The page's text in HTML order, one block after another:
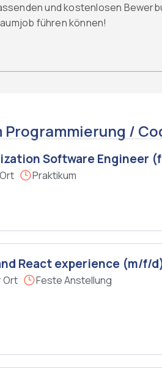
und kostenlosen
führen können!
/
Software Engineer
Praktikum
React experience (m/f/
Ort Feste Anstellung